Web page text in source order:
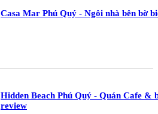
Casa Mar Phú Quý - Ngôi nhà bên bờ
Hidden Beach Phú Quý - Quán Cafe &
review